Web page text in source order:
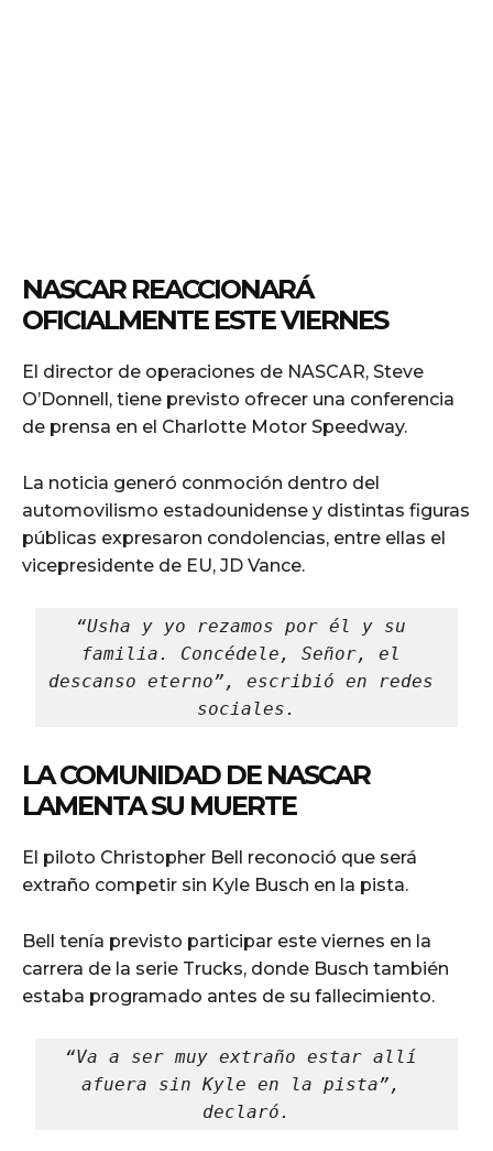
NASCAR REACCIONARÁ
OFICIALMENTE ESTE VIERNES
El director de operaciones de NASCAR, Steve
O’Donnell, tiene previsto ofrecer una conferencia
de prensa en el Charlotte Motor Speedway.
La noticia generó conmoción dentro del
automovilismo estadounidense y distintas figuras
públicas expresaron condolencias, entre ellas el
vicepresidente de EU, JD Vance.
“Usha y yo rezamos por él y su
familia. Concédele, Señor, el
descanso eterno”, escribió en redes
sociales.
LA COMUNIDAD DE NASCAR
LAMENTA SU MUERTE
El piloto Christopher Bell reconoció que será
extraño competir sin Kyle Busch en la pista.
Bell tenía previsto participar este viernes en la
carrera de la serie Trucks, donde Busch también
estaba programado antes de su fallecimiento.
“Va a ser muy extraño estar allí
afuera sin Kyle en la pista”,
declaró.